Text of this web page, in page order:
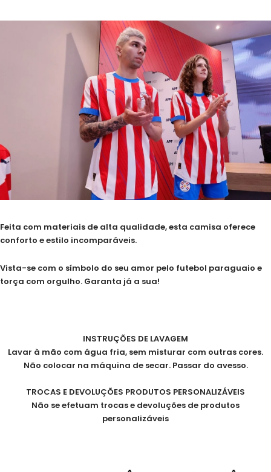
Feita com materiais de alta qualidade, esta camisa oferece
conforto e estilo incomparáveis.
Vista-se com o símbolo do seu amor pelo futebol paraguaio e
torça com orgulho. Garanta já a sua!
INSTRUÇÕES DE LAVAGEM
Lavar à mão com água fria, sem misturar com outras cores.
Não colocar na máquina de secar. Passar do avesso.
TROCAS E DEVOLUÇÕES PRODUTOS PERSONALIZÁVEIS
Não se efetuam trocas e devoluções de produtos
personalizáveis